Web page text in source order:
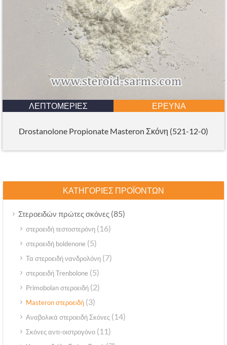
ΛΕΠΤΟΜΈΡΙΕΣ ΈΡΕΥΝΑ
Drostanolone Propionate Masteron Σκόνη (521-12-0)
ΚΑΤΗΓΟΡΊΕΣ ΠΡΟΪΌΝΤΩΝ
Στεροειδών πρώτες σκόνες (85)
στεροειδή τεστοστερόνη (16)
στεροειδή boldenone (5)
Τα στεροειδή νανδρολόνη (7)
στεροειδή Trenbolone (5)
Primobolan στεροειδή (2)
Masteron στεροειδή (3)
Αναβολικά στεροειδή Σκόνες (14)
Σκόνες αντι-οιστρογόνο (11)